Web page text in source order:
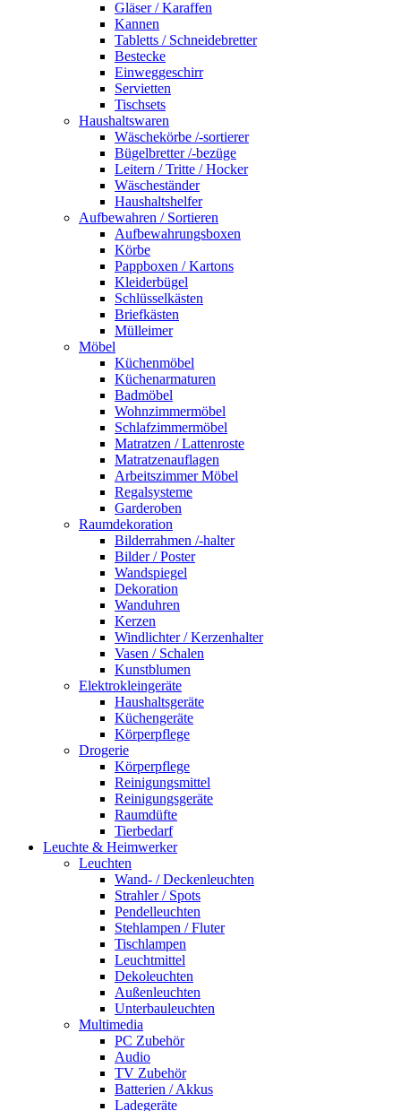
Gläser / Karaffen
Kannen
Tabletts / Schneidebretter
Bestecke
Einweggeschirr
Servietten
Tischsets
Haushaltswaren
Wäschekörbe /-sortierer
Bügelbretter /-bezüge
Leitern / Tritte / Hocker
Wäscheständer
Haushaltshelfer
Aufbewahren / Sortieren
Aufbewahrungsboxen
Körbe
Pappboxen / Kartons
Kleiderbügel
Schlüsselkästen
Briefkästen
Mülleimer
Möbel
Küchenmöbel
Küchenarmaturen
Badmöbel
Wohnzimmermöbel
Schlafzimmermöbel
Matratzen / Lattenroste
Matratzenauflagen
Arbeitszimmer Möbel
Regalsysteme
Garderoben
Raumdekoration
Bilderrahmen /-halter
Bilder / Poster
Wandspiegel
Dekoration
Wanduhren
Kerzen
Windlichter / Kerzenhalter
Vasen / Schalen
Kunstblumen
Elektrokleingeräte
Haushaltsgeräte
Küchengeräte
Körperpflege
Drogerie
Körperpflege
Reinigungsmittel
Reinigungsgeräte
Raumdüfte
Tierbedarf
Leuchte & Heimwerker
Leuchten
Wand- / Deckenleuchten
Strahler / Spots
Pendelleuchten
Stehlampen / Fluter
Tischlampen
Leuchtmittel
Dekoleuchten
Außenleuchten
Unterbauleuchten
Multimedia
PC Zubehör
Audio
TV Zubehör
Batterien / Akkus
Ladegeräte